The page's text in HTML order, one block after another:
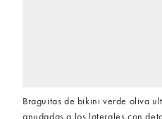
Braguitas de bikini verde oliva
anudadas a los laterales con